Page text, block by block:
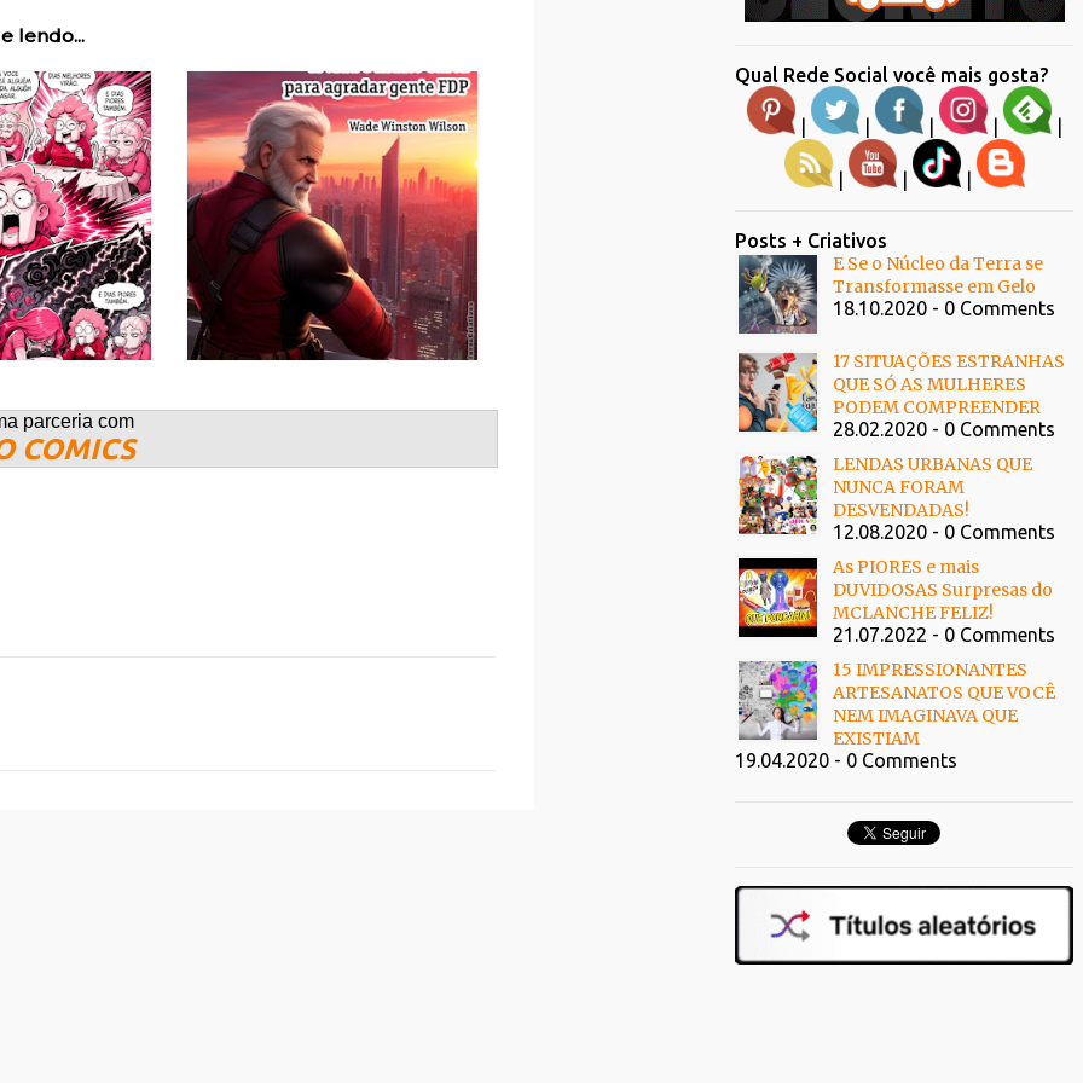
lendo...
parceria com
COMICS
Qual Rede Social você mais gosta?
| | | | |
| | |
Posts + Criativos
E Se o Núcleo da Terra se
Transformasse em Gelo
18.10.2020 - 0 Comments
17 SITUAÇÕES ESTRANHAS
QUE SÓ AS MULHERES
PODEM COMPREENDER
28.02.2020 - 0 Comments
LENDAS URBANAS QUE
NUNCA FORAM
DESVENDADAS!
12.08.2020 - 0 Comments
As PIORES e mais
DUVIDOSAS Surpresas do
MCLANCHE FELIZ!
21.07.2022 - 0 Comments
15 IMPRESSIONANTES
ARTESANATOS QUE VOCÊ
NEM IMAGINAVA QUE
EXISTIAM
19.04.2020 - 0 Comments